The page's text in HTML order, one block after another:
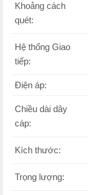
Khoảng cách
quét:
Hệ thống Giao
tiếp:
Điện áp:
Chiều dài dây
cáp:
Kích thước:
Trọng lượng: